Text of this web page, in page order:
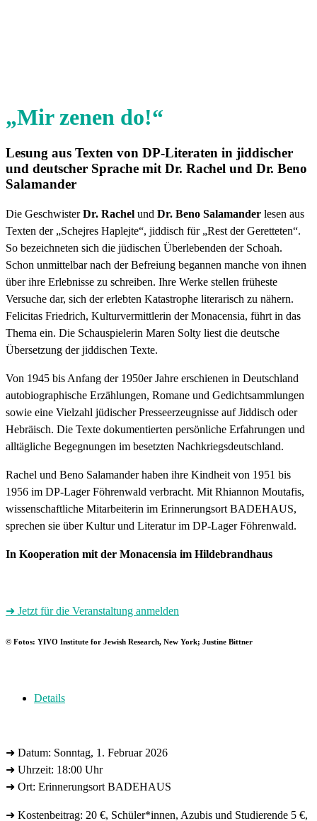
„Mir zenen do!“
Lesung aus Texten von DP-Literaten in jiddischer
und deutscher Sprache mit Dr. Rachel und Dr. Beno
Salamander
Die GeschwisterDr. Rachel und Dr. Beno Salamander lesen aus
Texten der „Schejres Haplejte“, jiddisch für „Rest der Geretteten“.
So bezeichneten sich die jüdischen Überlebenden der Schoah.
Schon unmittelbar nach der Befreiung begannen manche von ihnen
über ihre Erlebnisse zu schreiben. Ihre Werke stellen früheste
Versuche dar, sich der erlebten Katastrophe literarisch zu nähern.
Felicitas Friedrich, Kulturvermittlerin der Monacensia, führt in das
Thema ein. Die Schauspielerin Maren Solty liest die deutsche
Übersetzung der jiddischen Texte.
Von 1945 bis Anfang der 1950er Jahre erschienen in Deutschland
autobiographische Erzählungen, Romane und Gedichtsammlungen
sowie eine Vielzahl jüdischer Presseerzeugnisse auf Jiddisch oder
Hebräisch. Die Texte dokumentierten persönliche Erfahrungen und
alltägliche Begegnungen im besetzten Nachkriegsdeutschland.
Rachel und Beno Salamander haben ihre Kindheit von 1951 bis
1956 im DP-Lager Föhrenwald verbracht. Mit Rhiannon Moutafis,
wissenschaftliche Mitarbeiterin im Erinnerungsort BADEHAUS,
sprechen sie über Kultur und Literatur im DP-Lager Föhrenwald.
In Kooperation mit der Monacensia im Hildebrandhaus
➜ Jetzt für die Veranstaltung anmelden
© Fotos: YIVO Institute for Jewish Research, New York; Justine Bittner
Details
➜ Datum: Sonntag, 1. Februar 2026
➜ Uhrzeit: 18:00 Uhr
➜ Ort: Erinnerungsort BADEHAUS
➜ Kostenbeitrag: 20 €, Schüler*innen, Azubis und Studierende 5 €,